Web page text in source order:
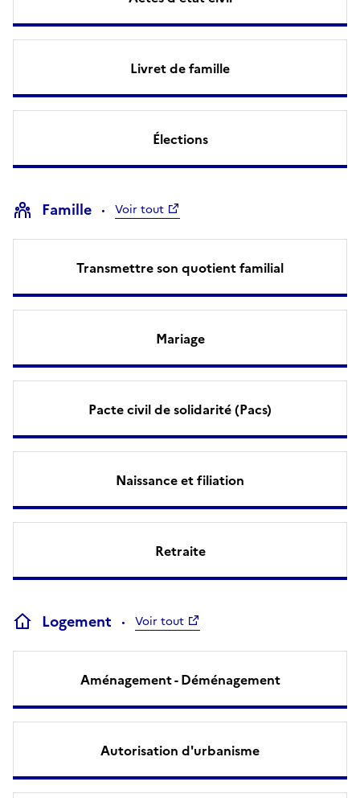
Livret de famille
Élections
Famille Voir tout
Transmettre son quotient familial
Mariage
Pacte civil de solidarité (Pacs)
Naissance et filiation
Retraite
Logement Voir tout
Aménagement - Déménagement
Autorisation d'urbanisme